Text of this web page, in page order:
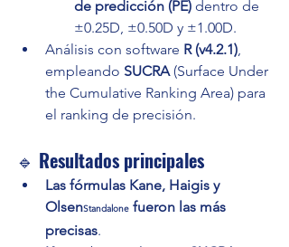
de predicción (PE) dentro de
±0.25D, ±0.50D y ±1.00D.
Análisis con software R (v4.2.1),
empleando SUCRA (Surface Under
the Cumulative Ranking Area) para
el ranking de precisión.
🔹 Resultados principales
Las fórmulas Kane, Haigis y
OlsenStandalone fueron las más
precisas.